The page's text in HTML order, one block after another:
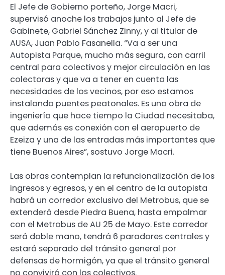
El Jefe de Gobierno porteño, Jorge Macri,
supervisó anoche los trabajos junto al Jefe de
Gabinete, Gabriel Sánchez Zinny, y al titular de
AUSA, Juan Pablo Fasanella. “Va a ser una
Autopista Parque, mucho más segura, con carril
central para colectivos y mejor circulación en las
colectoras y que va a tener en cuenta las
necesidades de los vecinos, por eso estamos
instalando puentes peatonales. Es una obra de
ingeniería que hace tiempo la Ciudad necesitaba,
que además es conexión con el aeropuerto de
Ezeiza y una de las entradas más importantes que
tiene Buenos Aires”, sostuvo Jorge Macri.
Las obras contemplan la refuncionalización de los
ingresos y egresos, y en el centro de la autopista
habrá un corredor exclusivo del Metrobus, que se
extenderá desde Piedra Buena, hasta empalmar
con el Metrobus de AU 25 de Mayo. Este corredor
será doble mano, tendrá 6 paradores centrales y
estará separado del tránsito general por
defensas de hormigón, ya que el tránsito general
no convivirá con los colectivos.